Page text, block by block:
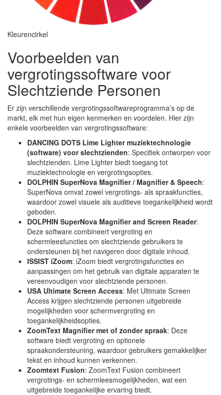
Kleurencirkel
Voorbeelden van
vergrotingssoftware voor
Slechtziende Personen
Er zijn verschillende vergrotingssoftwareprogramma’s op de
markt, elk met hun eigen kenmerken en voordelen. Hier zijn
enkele voorbeelden van vergrotingssoftware:
DANCING DOTS Lime Lighter muziektechnologie
(software) voor slechtzienden: Specifiek ontworpen voor
slechtzienden. Lime Lighter biedt toegang tot
muziektechnologie en vergrotingsopties.
DOLPHIN SuperNova Magnifier / Magnifier & Speech:
SuperNova omvat zowel vergrotings- als spraakfuncties,
waardoor zowel visuele als auditieve toegankelijkheid wordt
geboden.
DOLPHIN SuperNova Magnifier and Screen Reader:
Deze software combineert vergroting en
schermleesfuncties om slechtziende gebruikers te
ondersteunen bij het navigeren door digitale inhoud.
ISSIST iZoom: iZoom biedt vergrotingsfuncties en
aanpassingen om het gebruik van digitale apparaten te
vereenvoudigen voor slechtziende personen.
USA Ultimate Screen Access: Met Ultimate Screen
Access krijgen slechtziende personen uitgebreide
mogelijkheden voor schermvergroting en
toegankelijkheidsopties.
ZoomText Magnifier met of zonder spraak: Deze
software biedt vergroting en optionele
spraakondersteuning, waardoor gebruikers gemakkelijker
tekst en inhoud kunnen verkennen.
Zoomtext Fusion: ZoomText Fusion combineert
vergrotings- en schermleesmogelijkheden, wat een
uitgebreide toegankelijke ervaring biedt.